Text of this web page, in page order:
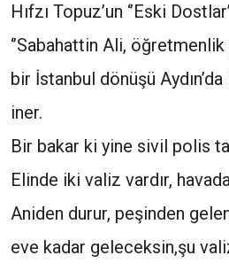
Hıfzı Topuz’un ‘’Eski
‘’Sabahattin Ali, öğretmenlik
bir İstanbul dönüşü
iner.
Bir bakar ki yine sivil polis
Elinde iki valiz vardır,
Aniden durur, peşinden
eve kadar geleceksin,şu